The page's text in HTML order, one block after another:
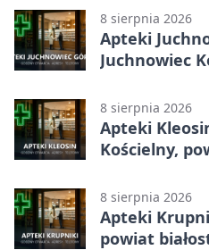
godziny
8 sierpnia 2026
Apteki
Juchnowiec
godziny
8 sierpnia 2026
Apteki
Kościelny,
8 sierpnia 2026
Apteki
powiat